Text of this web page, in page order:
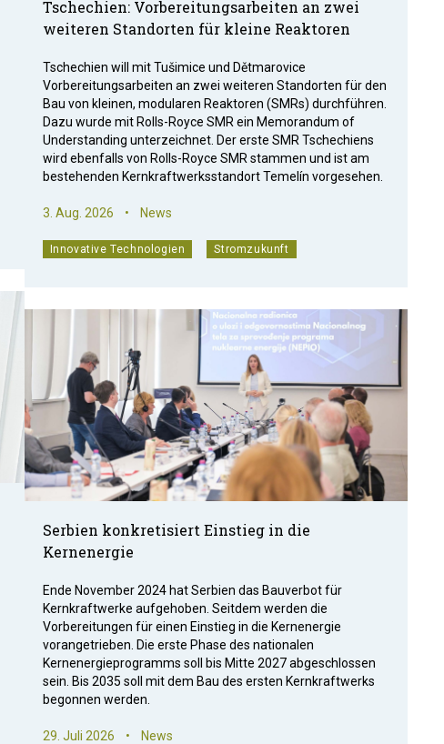
Tschechien: Vorbereitungsarbeiten an zwei
weiteren Standorten für kleine Reaktoren
Tschechien will mit Tušimice und Dětmarovice
Vorbereitungsarbeiten an zwei weiteren Standorten für den
Bau von kleinen, modularen Reaktoren (SMRs) durchführen.
Dazu wurde mit Rolls-Royce SMR ein Memorandum of
Understanding unterzeichnet. Der erste SMR Tschechiens
wird ebenfalls von Rolls-Royce SMR stammen und ist am
bestehenden Kernkraftwerksstandort Temelín vorgesehen.
3. Aug. 2026 • News
Innovative Technologien Stromzukunft
Serbien konkretisiert Einstieg in die
Kernenergie
Ende November 2024 hat Serbien das Bauverbot für
Kernkraftwerke aufgehoben. Seitdem werden die
Vorbereitungen für einen Einstieg in die Kernenergie
vorangetrieben. Die erste Phase des nationalen
Kernenergieprogramms soll bis Mitte 2027 abgeschlossen
sein. Bis 2035 soll mit dem Bau des ersten Kernkraftwerks
begonnen werden.
29. Juli 2026 • News